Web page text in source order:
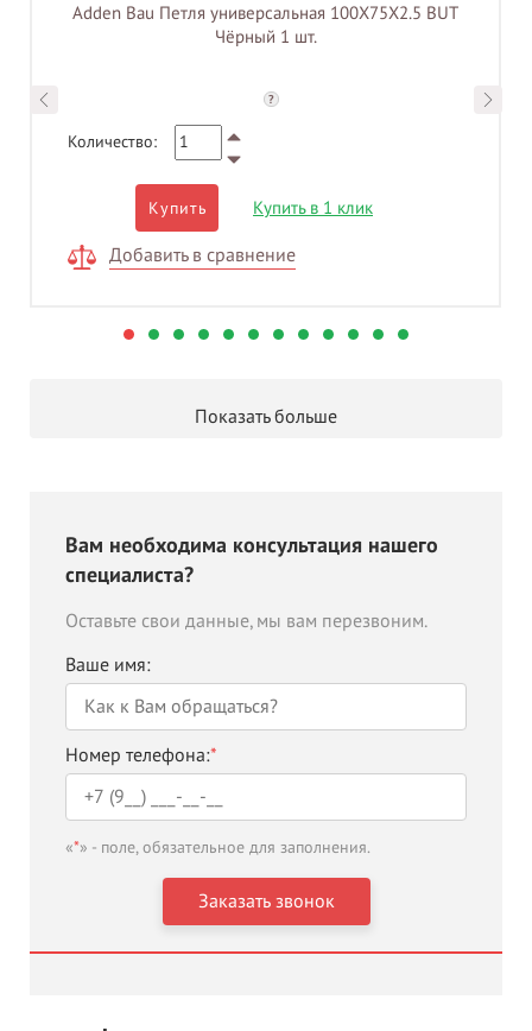
Adden Bau Петля универсальная 100X75X2.5 BUT
Чёрный 1 шт.
?
Количество:
Купить Купить в 1 клик
Добавить в сравнение
Показать больше
Вам необходима консультация нашего
специалиста?
Оставьте свои данные, мы вам перезвоним.
Ваше имя:
Номер телефона:*
«*» - поле, обязательное для заполнения.